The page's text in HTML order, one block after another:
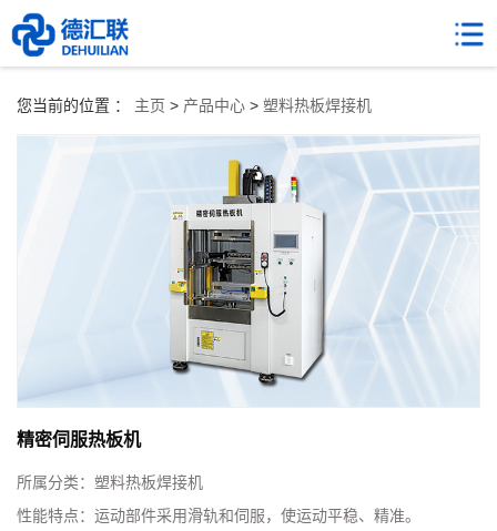
您当前的位置 ： 主页 > 产品中心 > 塑料热板焊接机
精密伺服热板机
所属分类： 塑料热板焊接机
性能特点： 运动部件采用滑轨和伺服，使运动平稳、精准。